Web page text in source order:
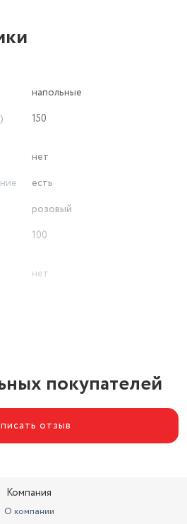
напольные
150
нет
есть
розовый
100
нет
покупателей
отзыв
Компания
О компании